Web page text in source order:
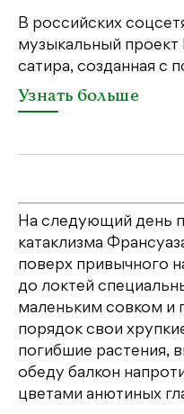
В российских
музыкальный проект
сатира, созданная
Узнать больше
На следующий день
катаклизма
поверх привычного
до локтей
маленьким совком и
порядок свои
погибшие растения,
обеду балкон
цветами анютиных